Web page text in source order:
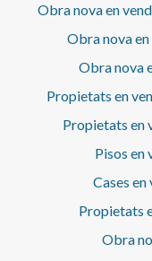
Obra nova en
Obra nova
Obra nova
Propietats en
Propietats en
Pisos en
Cases
Propietats
Obra